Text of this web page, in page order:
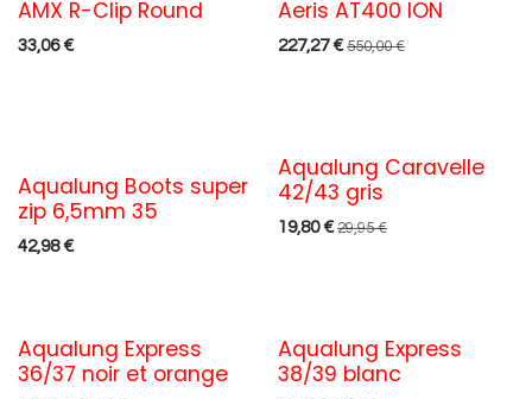
AMX R-Clip Round
33,06€ Nom du ruban
Aeris AT400 ION
227,27€ 550,00€
Aqualung Boots super
zip 6,5mm 35
42,98€
Aqualung Caravelle
42/43 gris
19,80€ 29,95€
Aqualung Express
36/37 noir et orange
Aqualung Express
38/39 blanc